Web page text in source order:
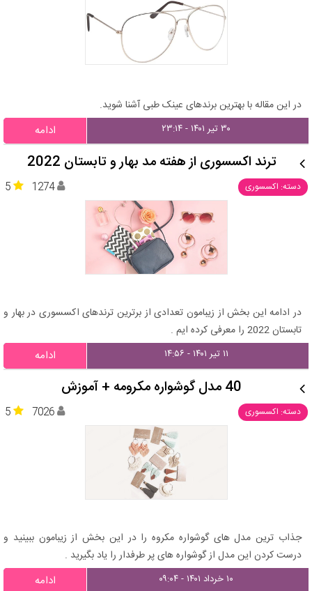
در این مقاله با بهترین برندهای عینک طبی آشنا شوید.
۳۰ تیر ۱۴۰۱ - ۲۳:۱۴ ادامه
ترند اکسسوری از هفته مد بهار و تابستان 2022
دسته: اکسسوری 5 1274
در ادامه این بخش از زیبامون تعدادی از برترین ترندهای اکسسوری در بهار و
تابستان 2022 را معرفی کرده ایم .
۱۱ تیر ۱۴۰۱ - ۱۴:۵۶ ادامه
40 مدل گوشواره مکرومه + آموزش
دسته: اکسسوری 5 7026
جذاب ترین مدل های گوشواره مکروه را در این بخش از زیبامون ببینید و
درست کردن این مدل از گوشواره های پر طرفدار را یاد بگیرید .
۱۰ خرداد ۱۴۰۱ - ۰۹:۰۴ ادامه